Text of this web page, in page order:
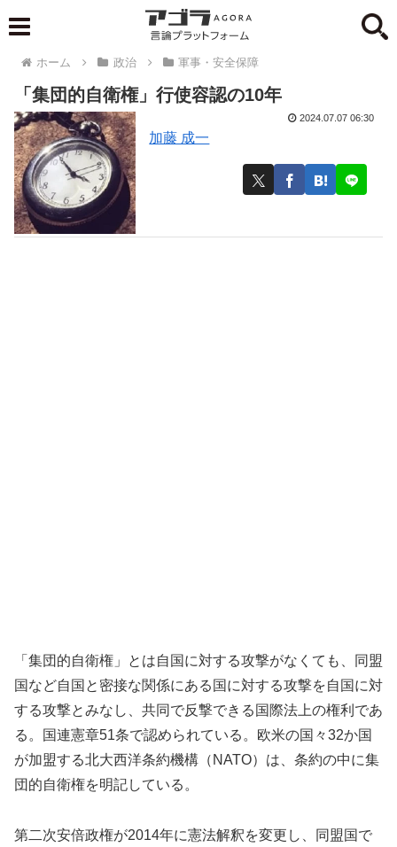
ホーム 政治 軍事・安全保障
「集団的自衛権」行使容認の10年
加藤 成一
2024.07.07 06:30
「集団的自衛権」とは自国に対する攻撃がなくても、同盟
国など自国と密接な関係にある国に対する攻撃を自国に対
する攻撃とみなし、共同で反撃できる国際法上の権利であ
る。国連憲章51条で認められている。欧米の国々32か国
が加盟する北大西洋条約機構（NATO）は、条約の中に集
団的自衛権を明記している。
第二次安倍政権が2014年に憲法解釈を変更し、同盟国で